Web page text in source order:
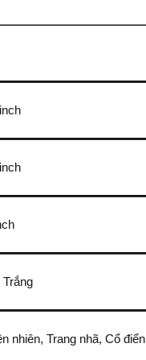
nhiên, Trang nhã, Cổ điển